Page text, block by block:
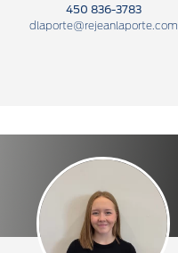
450 836-3783
dlaporte@rejeanlaporte.com